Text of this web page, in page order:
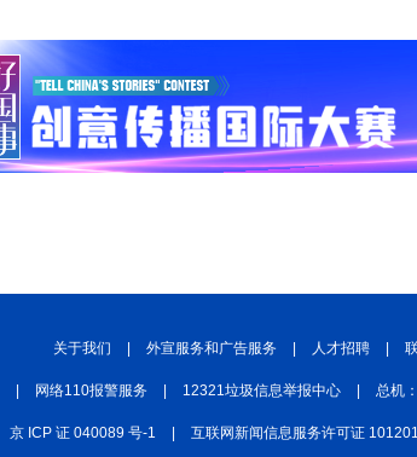
关于我们 外宣服务和广告服务 人才招聘
网络110报警服务 12321垃圾信息举报中心 总机
京 ICP 证 040089 号-1 互联网新闻信息服务许可证